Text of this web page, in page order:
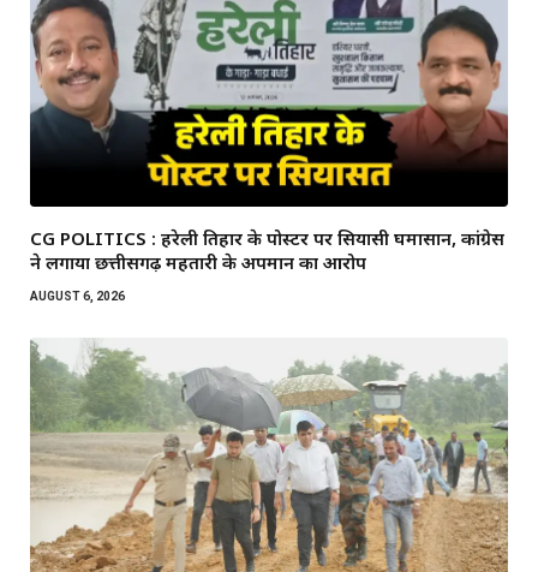
CG POLITICS : हरेली तिहार के पोस्टर पर सियासी घमासान, कांग्रेस
ने लगाया छत्तीसगढ़ महतारी के अपमान का आरोप
AUGUST 6, 2026